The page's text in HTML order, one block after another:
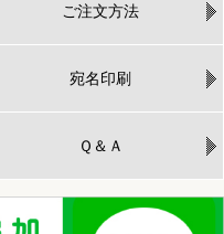
ご注文方法
宛名印刷
Ｑ＆Ａ